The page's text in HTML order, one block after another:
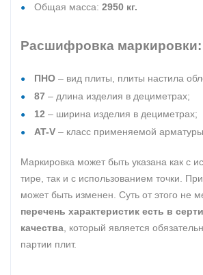
Общая масса: 2950 кг.
Расшифровка маркировки:
ПНО – вид плиты, плиты настила
87 – длина изделия в дециметрах;
12 – ширина изделия в дециметрах;
AT-V – класс применяемой арматуры.
Маркировка может быть указана как с
тире, так и с использованием точки.
может быть изменен. Суть от этого не
перечень характеристик есть в
качества , который является
партии плит.